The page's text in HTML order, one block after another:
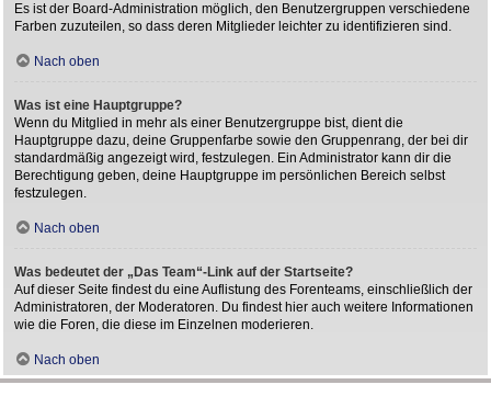
Es ist der Board-Administration möglich, den Benutzergruppen verschiedene
Farben zuzuteilen, so dass deren Mitglieder leichter zu identifizieren sind.
Nach oben
Was ist eine Hauptgruppe?
Wenn du Mitglied in mehr als einer Benutzergruppe bist, dient die
Hauptgruppe dazu, deine Gruppenfarbe sowie den Gruppenrang, der bei dir
standardmäßig angezeigt wird, festzulegen. Ein Administrator kann dir die
Berechtigung geben, deine Hauptgruppe im persönlichen Bereich selbst
festzulegen.
Nach oben
Was bedeutet der „Das Team“-Link auf der Startseite?
Auf dieser Seite findest du eine Auflistung des Forenteams, einschließlich der
Administratoren, der Moderatoren. Du findest hier auch weitere Informationen
wie die Foren, die diese im Einzelnen moderieren.
Nach oben